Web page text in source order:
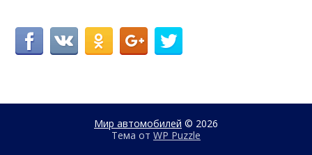
Мир автомобилей © 2026
Тема от WP Puzzle